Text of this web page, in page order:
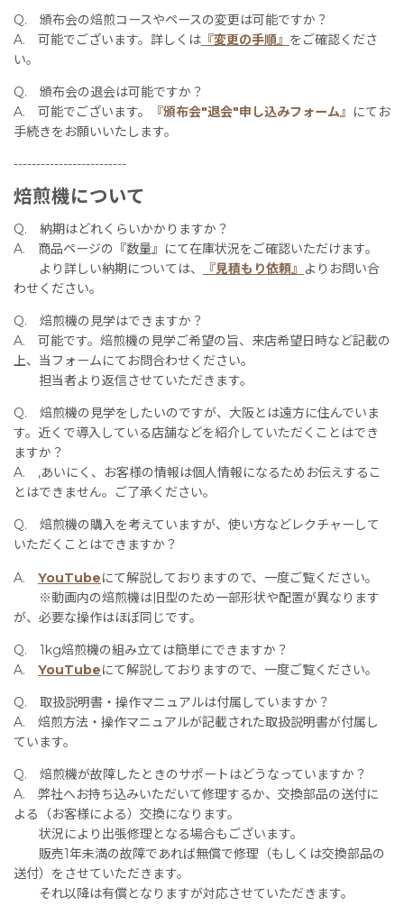
Q. 頒布会の焙煎コースやペースの変更は可能ですか？
A. 可能でございます。詳しくは 『変更の手順』 をご確認くださ
い。
Q. 頒布会の退会は可能ですか？
A. 可能でございます。
『頒布会"退会"申し込みフォーム』 にてお
手続きをお願いいたします。
-------------------------
焙煎機について
Q. 納期はどれくらいかかりますか？
A. 商品ページの『数量』にて在庫状況をご確認いただけます。
より詳しい納期については、
『見積もり依頼』 よりお問い合
わせください。
Q. 焙煎機の見学はできますか？
A. 可能です。焙煎機の見学ご希望の旨、来店希望日時など記載の
上、当フォームにてお問合わせください。
担当者より返信させていただきます。
Q. 焙煎機の見学をしたいのですが、大阪とは遠方に住んでいま
す。近くで導入している店舗などを紹介していただくことはでき
ますか？
A. ,あいにく、お客様の情報は個人情報になるためお伝えするこ
とはできません。ご了承ください。
Q. 焙煎機の購入を考えていますが、使い方などレクチャーして
いただくことはできますか？
A. YouTubeにて解説しておりますので、一度ご覧ください。
※動画内の焙煎機は旧型のため一部形状や配置が異なります
が、必要な操作はほぼ同じです。
Q. 1kg焙煎機の組み立ては簡単にできますか？
A. YouTubeにて解説しておりますので、一度ご覧ください。
Q. 取扱説明書・操作マニュアルは付属していますか？
A. 焙煎方法・操作マニュアルが記載された取扱説明書が付属し
ています。
Q. 焙煎機が故障したときのサポートはどうなっていますか？
A. 弊社へお持ち込みいただいて修理するか、交換部品の送付に
よる（お客様による）交換になります。
状況により出張修理となる場合もございます。
販売1年未満の故障であれば無償で修理（もしくは交換部品の
送付）をさせていただきます。
それ以降は有償となりますが対応させていただきます。